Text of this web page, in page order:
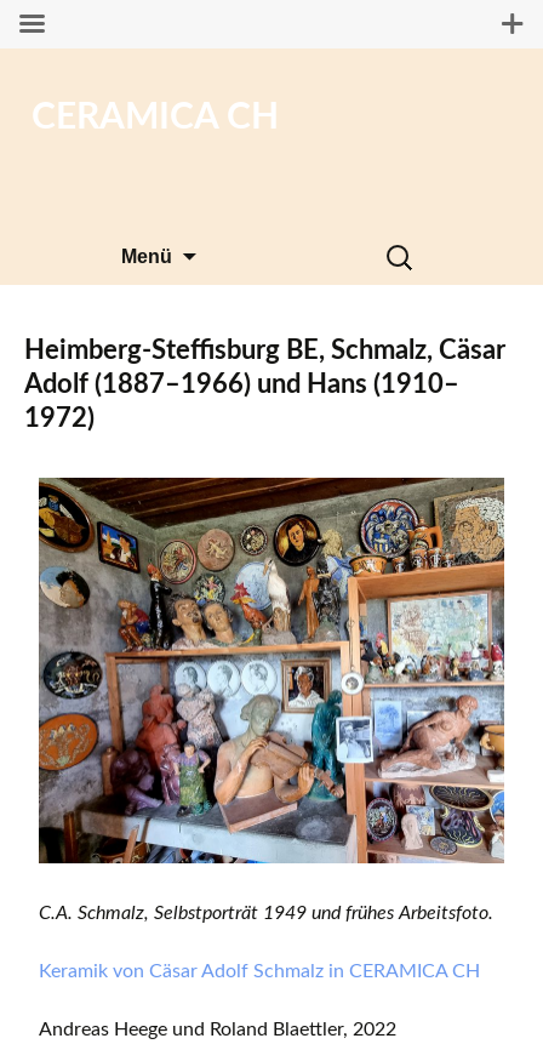
CERAMICA CH
Menü
Suchen
nach:
Heimberg-Steffisburg BE, Schmalz, Cäsar
Adolf (1887–1966) und Hans (1910–
1972)
C.A. Schmalz, Selbstporträt 1949 und frühes Arbeitsfoto.
Keramik von Cäsar Adolf Schmalz in CERAMICA CH
Andreas Heege und Roland Blaettler, 2022